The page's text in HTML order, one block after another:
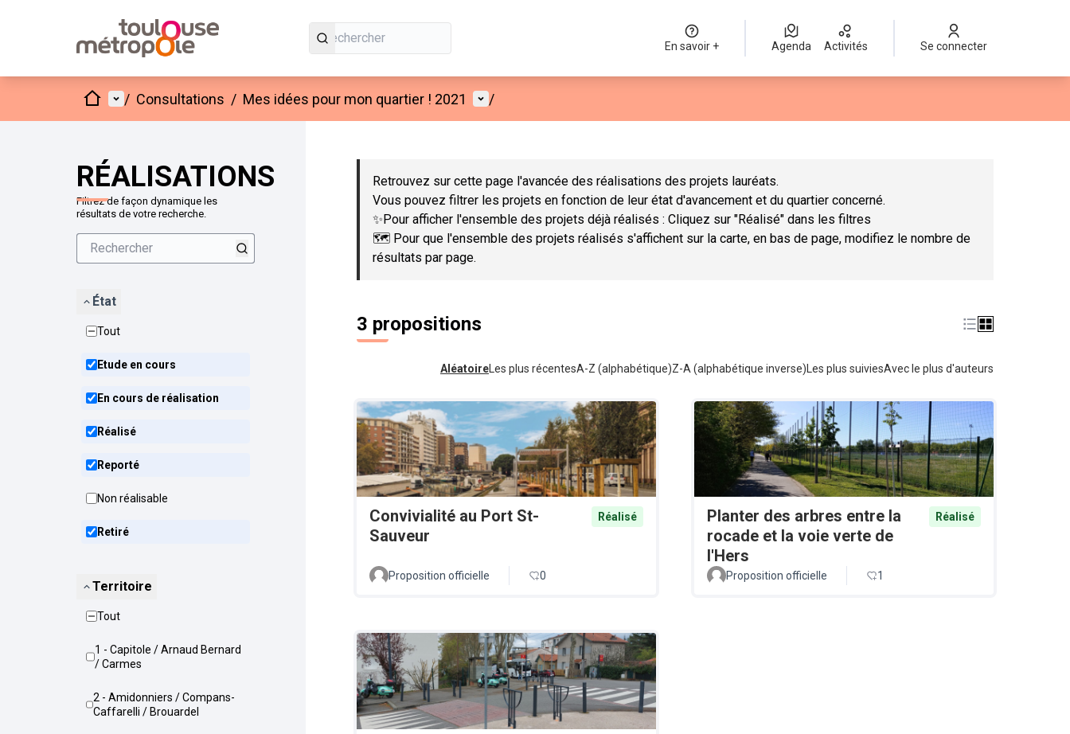
En savoir + Agenda Activités Se connecter
AccueilMenu principal
/ Consultations / Mes idées pour mon quartier ! 2021 Menu utilisateur
/
RÉALISATIONS
Filtrez de façon dynamique les
résultats de votre recherche.
État
Tout
Etude en cours
En cours de réalisation
Réalisé
Reporté
Non réalisable
Retiré
Territoire
Tout
1 - Capitole / Arnaud Bernard
/ Carmes
2 - Amidonniers / Compans-
Caffarelli / Brouardel
Passer la carte
Retrouvez sur cette page l'avancée des réalisations des projets lauréats.
Vous pouvez filtrer les projets en fonction de leur état d'avancement et du quartier concerné.
✨Pour afficher l'ensemble des projets déjà réalisés : Cliquez sur "Réalisé" dans les filtres
🗺️ Pour que l'ensemble des projets réalisés s'affichent sur la carte, en bas de page, modifiez le nombre de
résultats par page.
3 propositions
Aléatoire Les plus récentesA-Z (alphabétique)Z-A (alphabétique inverse) Les plus suiviesAvec le plus d'auteurs
Convivialité au Port St-
Sauveur
Réalisé
Proposition officielle 0
Planter des arbres entre la
rocade et la voie verte de
l'Hers
Réalisé
Proposition officielle 1